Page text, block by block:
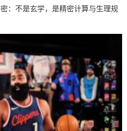
：不是玄学，是精密计算与生理规